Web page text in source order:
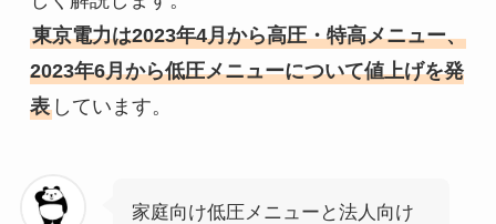
東京電力は2023年4月から高圧・特高メニュー、
2023年6月から低圧メニューについて値上げを発
表しています。
家庭向け低圧メニューと法人向け